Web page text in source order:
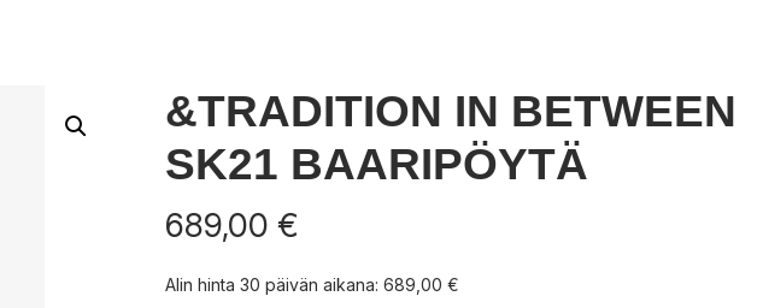
&TRADITION IN BETWEEN
SK21 BAARIPÖYTÄ
689,00 €
Alin hinta 30 päivän aikana: 689,00 €